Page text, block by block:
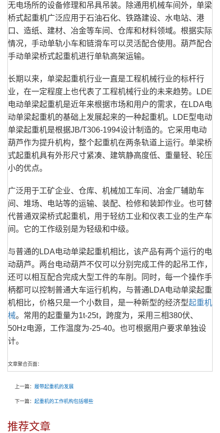
无电场所的设备修理和吊具吊装。除通用机械车间外，单梁
桥式起重机广泛应用于石油石化、铁路建设、水电站、港
口、造纸、建材、冶金等车间、仓库和材料领域。根据实际
情况，手动单轨小车和链滑车可以灵活配合使用。葫芦配合
手动单梁桥式起重机进行单轨高架运输。
长期以来，单梁起重机行业一直是工程机械行业的标杆行
业，在一定程度上也代表了工程机械行业的未来趋势。LDE
电动单梁起重机是近年来根据市场和用户的需求，在LDA电
动单梁起重机的基础上发展起来的一种起重机。LDE型电动
单梁起重机是根据JB/T306-1994设计制造的。它采用电动
葫芦作为提升机构，整个起重机在两条轨道上运行。单梁桥
式起重机具有外形尺寸紧凑、建筑静高度低、重量轻、轮压
小的优点。
广泛用于工矿企业、仓库、机械加工车间、冶金厂辅助车
间、堆场、电站等的运输、装配、检修和装卸作业。也可替
代普通双梁桥式起重机，用于轻纺工业和仪表工业的生产车
间。它的工作级别是为轻级和中级。
与普通的LDA电动单梁起重机相比，该产品有两个运行的电
动葫芦。两台电动葫芦不仅可以分别完成工件的起吊工作，
还可以相互配合完成大型工件的车削。同时，每一个操作手
柄都可以控制普通大车运行机构，与普通LDA电动单梁起重
机相比，价格只是一个小数目，是一种新型的经济型起重机
械。常用的起重量为1t-25t，跨度为，采用三相380伏、
50Hz电源，工作温度为-25-40。也可根据用户要求单独设
计。
文章聚合页面：
上一篇： 履带起重机的发展
下一篇： 起重机的工作机构包括哪些
推荐文章